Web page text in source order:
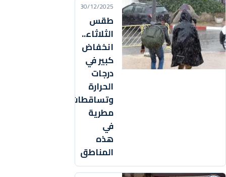
30/12/2025
طقس
الثلاثاء..
انخفاض
كبير في
درجات
الحرارة
وتساقطات
مطرية
في
هذه
المناطق